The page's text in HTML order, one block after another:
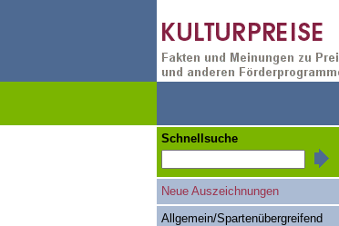
Schnellsuche
Neue Auszeichnungen
Allgemein/Spartenübergreifend